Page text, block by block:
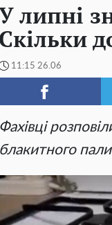
липні
Скільки
11:15 26.06
Фахівці
блакитного